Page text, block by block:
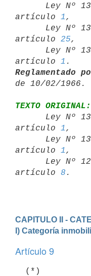
artículo 1 ,
artículo 25,
artículo 1
Reglamentado
TEXTO ORIGINAL:
artículo 1 ,
artículo 1 ,
artículo 8
CAPITULO II -
I) Categoría
Artículo 9